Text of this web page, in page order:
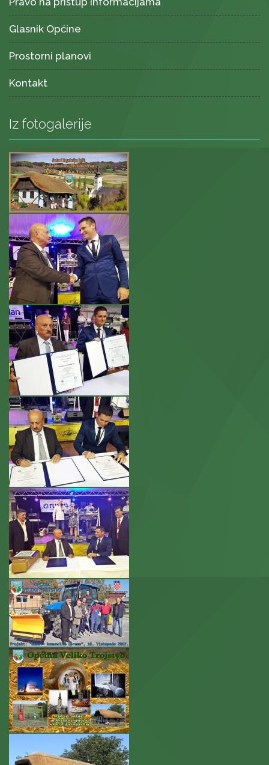
Glasnik Općine
Prostorni planovi
Kontakt
Iz fotogalerije